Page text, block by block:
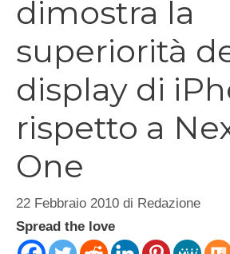
dimostra la
superiorità
display di
rispetto a
One
22 Febbraio 2010 di Redazione
Spread the love